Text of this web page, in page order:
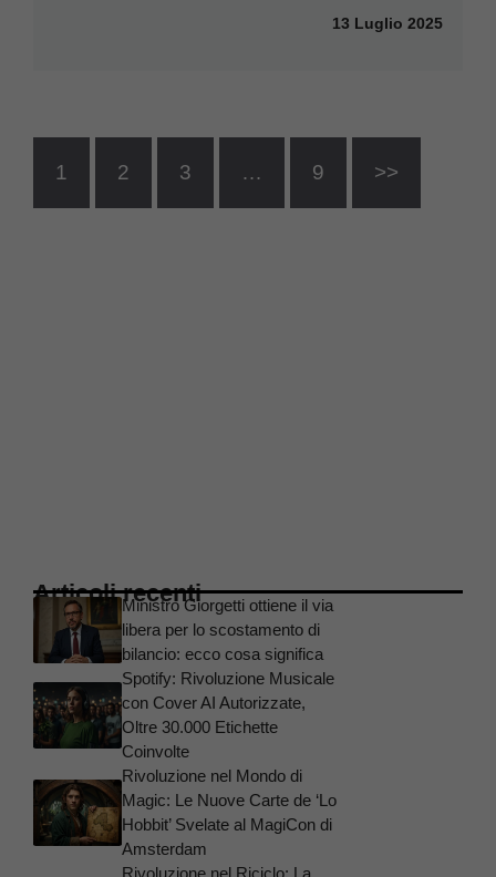
13 Luglio 2025
1 2 3 … 9 >>
Articoli recentiMinistro Giorgetti ottiene il via
libera per lo scostamento di
bilancio: ecco cosa significa
Spotify: Rivoluzione Musicale
con Cover AI Autorizzate,
Oltre 30.000 Etichette
Coinvolte
Rivoluzione nel Mondo di
Magic: Le Nuove Carte de ‘Lo
Hobbit’ Svelate al MagiCon di
Amsterdam
Rivoluzione nel Riciclo: La